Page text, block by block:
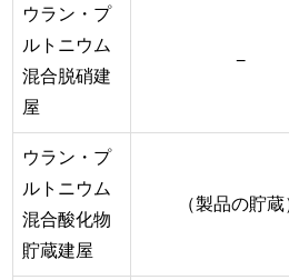
ウラン・プ
ルトニウム
混合脱硝建
屋
−
ウラン・プ
ルトニウム
混合酸化物
貯蔵建屋
（製品の貯蔵